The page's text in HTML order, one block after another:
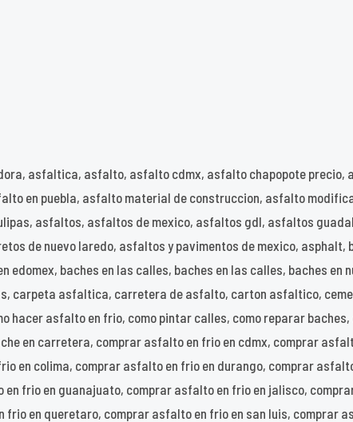
asfaltica, asfalto, asfalto cdmx, asfalto chapopote precio,
en puebla, asfalto material de construccion, asfalto
asfaltos, asfaltos de mexico, asfaltos gdl, asfaltos
de nuevo laredo, asfaltos y pavimentos de mexico, asphalt,
edomex, baches en las calles, baches en las calles, baches en
carpeta asfaltica, carretera de asfalto, carton asfaltico,
asfalto en frio, como pintar calles, como reparar baches,
en carretera, comprar asfalto en frio en cdmx, comprar
en colima, comprar asfalto en frio en durango, comprar
frio en guanajuato, comprar asfalto en frio en jalisco,
en queretaro, comprar asfalto en frio en san luis, comprar